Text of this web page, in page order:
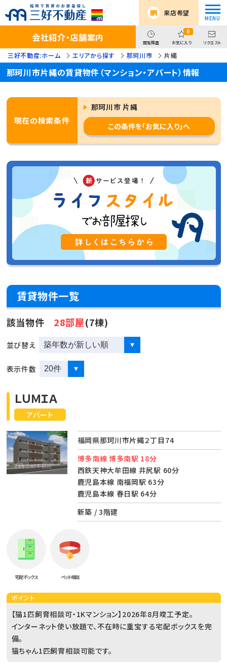
来店希望
会社紹介・店舗案内 閲覧履歴
0
お気に入り リクエスト
三好不動産:ホーム エリアから探す 那珂川市 片縄
那珂川市片縄の賃貸物件（マンション・アパート）情報
現在の検索条件
那珂川市 片縄
この条件を「お気に入り」へ
賃貸物件一覧
該当物件 28部屋(7棟)
並び替え
表示件数
アパート
ＬＵＭＩＡ
福岡県那珂川市片縄２丁目74
博多南線 博多南駅 18分
西鉄天神大牟田線 井尻駅 60分
鹿児島本線 南福岡駅 63分
鹿児島本線 春日駅 64分
新築 / 3階建
宅配ボックス ペット相談
ポイント
【猫1匹飼育相談可・1Kマンション】2026年8月竣工予定。
インターネット使い放題で、不在時に重宝する宅配ボックスを完
備。
猫ちゃん1匹飼育相談可能です。